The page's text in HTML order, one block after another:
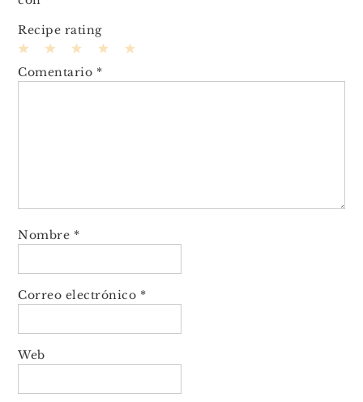
Recipe rating
Stars
4
Stars
3
Stars
2
Stars
1
Star
Comentario *
Nombre *
Correo electrónico *
Web